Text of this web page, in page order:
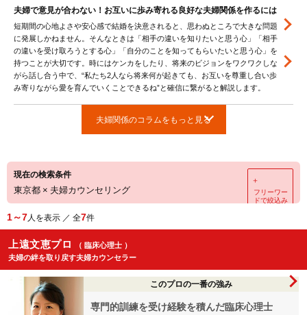
夫婦で意見が合わない！お互いに歩み寄れる良好な夫婦関係を作るには
短期間の心地よさや安心感で結婚を決意されると、思わぬところで大きな問題
に発展しかねません。そんなときは「相手の違いを知りたいと思う心」「相手
の違いを受け取ろうとする心」「自分のことを知ってもらいたいと思う心」を
持つことが大切です。時にはケンカをしたり、将来のビジョンをワクワクしな
がら話し合う中で、“私たち2人なら将来何が起きても、お互いを尊重し合い歩
み寄りながら愛を育んでいくことできるね”と確信に繋がると解説します。
夫婦関係のコラムをもっと見る
現在の検索条件
東京都 × 夫婦カウンセリング
＋
フリーワー
ドで絞込み
1～7人を表示 ／ 全7件
上遠文恵プロ
（ 臨床心理士 ）
夫婦の絆を取り戻す夫婦カウンセラー
このプロの一番の強み
専門的訓練を受け経験を積んだ臨床心理士